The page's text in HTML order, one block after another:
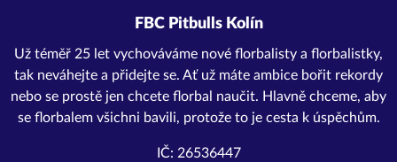
FBC Pitbulls Kolín
Už téměř 25 let vychováváme nové florbalisty a florbalistky,
tak neváhejte a přidejte se. Ať už máte ambice bořit rekordy
nebo se prostě jen chcete florbal naučit. Hlavně chceme, aby
se florbalem všichni bavili, protože to je cesta k úspěchům.
IČ: 26536447